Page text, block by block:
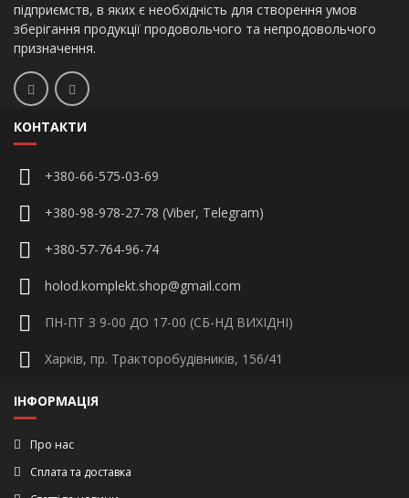
підприємств, в яких є необхідність для створення умов
зберігання продукції продовольчого та непродовольчого
призначення.
КОНТАКТИ
+380-66-575-03-69
+380-98-978-27-78 (Viber, Telegram)
+380-57-764-96-74
holod.komplekt.shop@gmail.com
ПН-ПТ З 9-00 ДО 17-00 (СБ-НД ВИХІДНІ)
Харків, пр. Тракторобудівників, 156/41
ІНФОРМАЦІЯ
Про нас
Сплата та доставка